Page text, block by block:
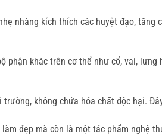
nhàng kích thích các huyệt đạo,
phận khác trên cơ thể như cổ, vai,
không chứa hóa chất độc hại.
đẹp mà còn là một tác phẩm nghệ